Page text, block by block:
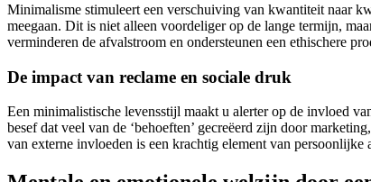
Minimalisme stimuleert een verschuiving van kwantiteit naar
meegaan. Dit is niet alleen voordeliger op de lange termijn,
verminderen de afvalstroom en ondersteunen een ethischere
De impact van reclame en sociale druk
Een minimalistische levensstijl maakt u alerter op de invloed
besef dat veel van de ‘behoeften’ gecreëerd zijn door
van externe invloeden is een krachtig element van persoonlijke